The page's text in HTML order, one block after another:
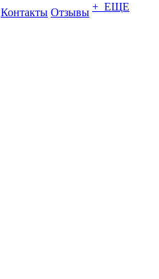
Контакты Отзывы + ЕЩЕ